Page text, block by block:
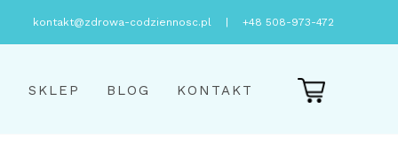
kontakt@zdrowa-codziennosc.pl +48 508-973-472
SKLEP BLOG KONTAKT